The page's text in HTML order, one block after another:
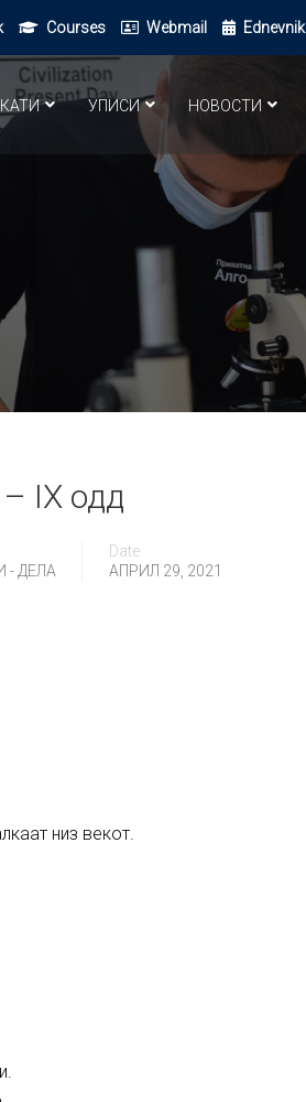
Courses Webmail Ednevnik
УПИСИ НОВОСТИ
IX одд
- ДЕЛА
Date
АПРИЛ 29, 2021
низ векот.